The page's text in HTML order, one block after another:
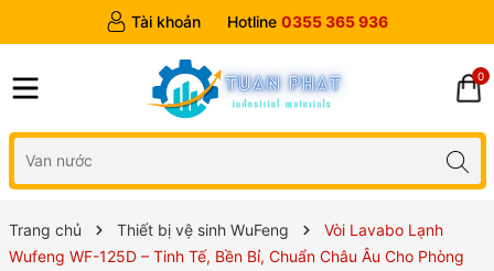
Tài khoản Hotline 0355 365 936
0
Trang chủ Thiết bị vệ sinh WuFeng
Vòi Lavabo Lạnh
Wufeng WF-125D – Tinh Tế, Bền Bỉ, Chuẩn Châu Âu Cho Phòng